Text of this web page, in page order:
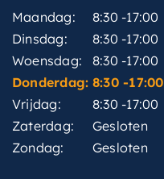
Maandag:
8:30 -17:00
Dinsdag:
8:30 -17:00
Woensdag:
8:30 -17:00
Donderdag: 8:30 -17:00
Vrijdag:
8:30 -17:00
Zaterdag:
Gesloten
Zondag:
Gesloten